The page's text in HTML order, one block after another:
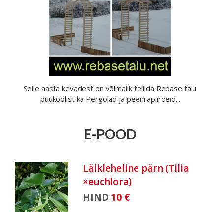
Selle aasta kevadest on võimalik tellida Rebase talu
puukoolist ka Pergolad ja peenrapiirdeid...
E-POOD
Läikleheline pärn (Tilia
×euchlora)
HIND 10 €